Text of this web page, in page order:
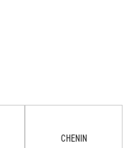
CHENIN